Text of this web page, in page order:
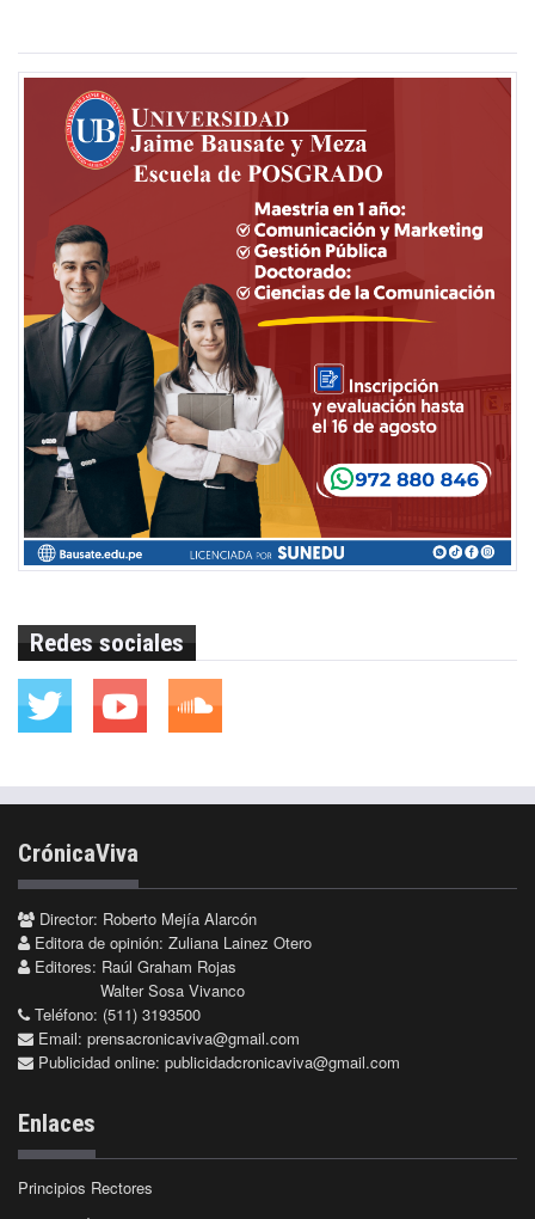
Redes sociales
CrónicaViva
Director: Roberto Mejía Alarcón
Editora de opinión: Zuliana Lainez Otero
Editores: Raúl Graham Rojas
Walter Sosa Vivanco
Teléfono: (511) 3193500
Email: prensacronicaviva@gmail.com
Publicidad online: publicidadcronicaviva@gmail.com
Enlaces
Principios Rectores